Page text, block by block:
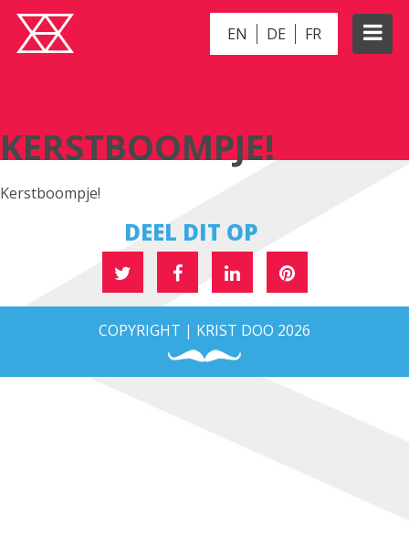
EN DE FR
KERSTBOOMPJE!
Kerstboompje!
DEEL DIT OP
COPYRIGHT | KRIST DOO 2026